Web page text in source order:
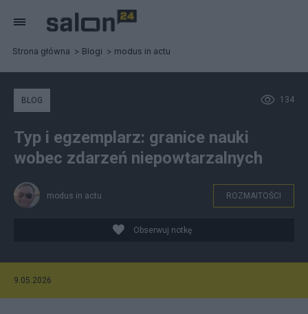
Strona główna Blogi modus in actu
134
BLOG
Typ i egzemplarz: granice nauki
wobec zdarzeń niepowtarzalnych
modus in actu ROZMAITOŚCI
Obserwuj notkę
9.05.2026